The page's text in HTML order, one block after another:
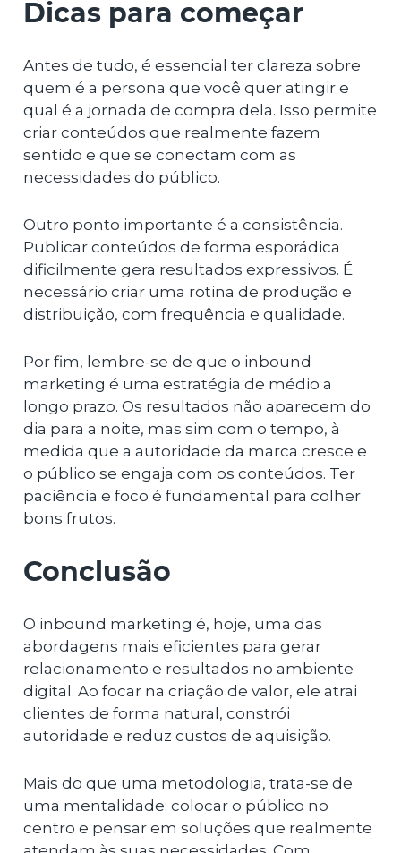
Dicas para começar
Antes de tudo, é essencial ter clareza sobre
quem é a persona que você quer atingir e
qual é a jornada de compra dela. Isso permite
criar conteúdos que realmente fazem
sentido e que se conectam com as
necessidades do público.
Outro ponto importante é a consistência.
Publicar conteúdos de forma esporádica
dificilmente gera resultados expressivos. É
necessário criar uma rotina de produção e
distribuição, com frequência e qualidade.
Por fim, lembre-se de que o inbound
marketing é uma estratégia de médio a
longo prazo. Os resultados não aparecem do
dia para a noite, mas sim com o tempo, à
medida que a autoridade da marca cresce e
o público se engaja com os conteúdos. Ter
paciência e foco é fundamental para colher
bons frutos.
Conclusão
O inbound marketing é, hoje, uma das
abordagens mais eficientes para gerar
relacionamento e resultados no ambiente
digital. Ao focar na criação de valor, ele atrai
clientes de forma natural, constrói
autoridade e reduz custos de aquisição.
Mais do que uma metodologia, trata-se de
uma mentalidade: colocar o público no
centro e pensar em soluções que realmente